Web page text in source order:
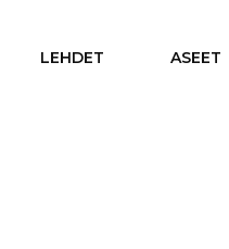
LEHDET ASEET